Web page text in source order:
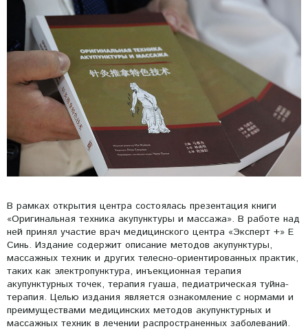
В рамках открытия центра состоялась презентация книги
«Оригинальная техника акупунктуры и массажа». В работе над
ней принял участие врач медицинского центра «Эксперт +» Е
Синь. Издание содержит описание методов акупунктуры,
массажных техник и других телесно-ориентированных практик,
таких как электропунктура, инъекционная терапия
акупунктурных точек, терапия гуаша, педиатрическая туйна-
терапия. Целью издания является ознакомление с нормами и
преимуществами медицинских методов акупунктурных и
массажных техник в лечении распространенных заболеваний.